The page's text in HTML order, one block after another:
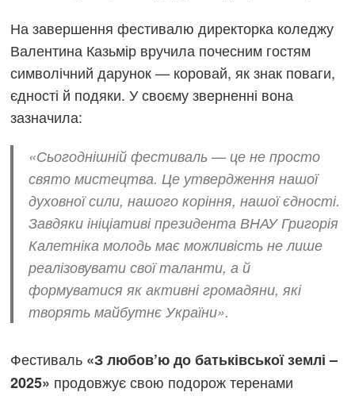
На завершення фестивалю директорка коледжу
Валентина Казьмір вручила почесним гостям
символічний дарунок — коровай, як знак поваги,
єдності й подяки. У своєму зверненні вона
зазначила:
«Сьогоднішній фестиваль — це не просто
свято мистецтва. Це утвердження нашої
духовної сили, нашого коріння, нашої єдності.
Завдяки ініціативі президента ВНАУ Григорія
Калетніка молодь має можливість не лише
реалізовувати свої таланти, а й
формуватися як активні громадяни, які
творять майбутнє України».
Фестиваль «З любов’ю до батьківської землі –
2025» продовжує свою подорож теренами